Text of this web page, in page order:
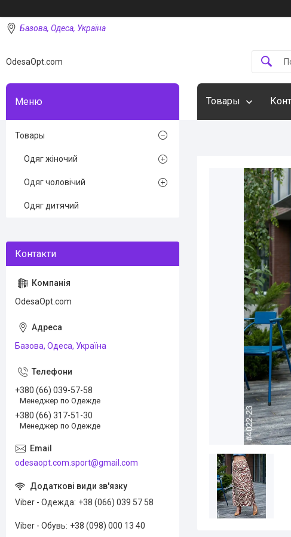
Базова, Одеса, Україна
OdesaOpt.com
Товары
Товары
Одяг жіночий
Одяг чоловічий
Одяг дитячий
OdesaOpt.com
Базова, Одеса, Україна
+380 (66) 039-57-58
Менеджер по Одежде
+380 (66) 317-51-30
Менеджер по Одежде
odesaopt.com.sport@gmail.com
Viber - Одежда +38 (066) 039 57 58
Viber - Обувь +38 (098) 000 13 40